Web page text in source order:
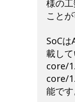
様の
ことが
SoC
載し
core/
core/
能です